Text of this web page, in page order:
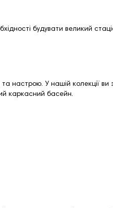
будувати великий
настрою. У нашій колекції ви
каркасний басейн.